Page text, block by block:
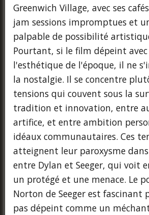
Greenwich Village, avec ses
jam sessions impromptues et
palpable de possibilité
Pourtant, si le film dépeint
l'esthétique de l'époque, il ne
la nostalgie. Il se concentre
tensions qui couvent sous la
tradition et innovation, entre
artifice, et entre ambition
idéaux communautaires. Ces
atteignent leur paroxysme
entre Dylan et Seeger, qui voit
un protégé et une menace. Le
Norton de Seeger est fascinant
pas dépeint comme un